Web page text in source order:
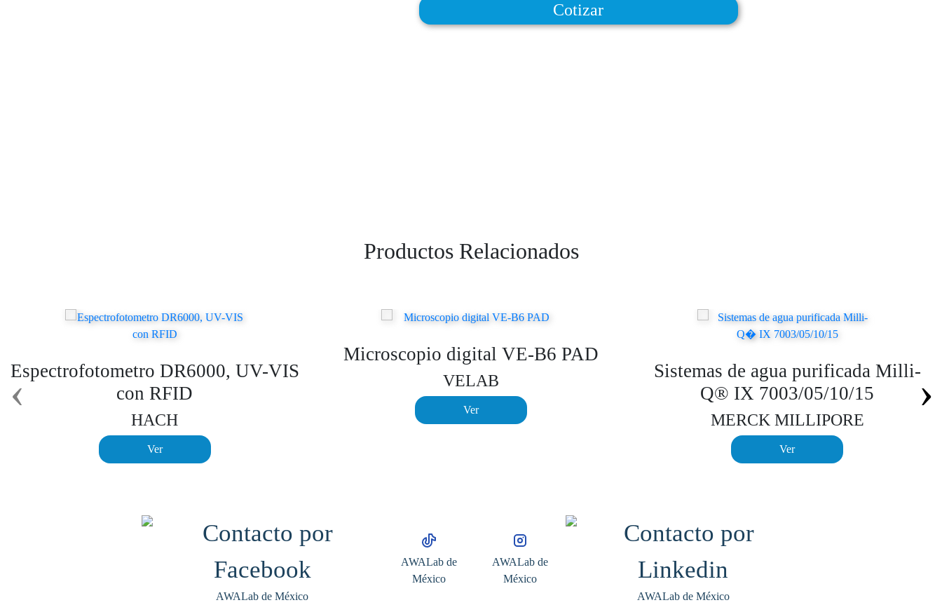
Cotizar
Productos Relacionados
Espectrofotometro DR6000, UV-VIS
con RFID
HACH
Ver
Microscopio digital VE-B6 PAD
VELAB
Ver
Sistemas de agua purificada Milli-
Q® IX 7003/05/10/15
MERCK MILLIPORE
Ver
‹ ›
AWALab de México
AWALab de
México
AWALab de
México
AWALab de México